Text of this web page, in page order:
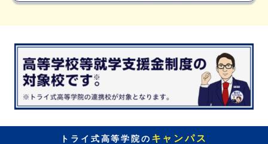
トライ式高等学院の キャンパス